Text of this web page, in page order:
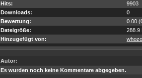
Hits:
9903
Downloads:
0
Bewertung:
0.00
Dateigröße:
288.9
Hinzugefügt von:
Autor:
Es wurden noch keine Kommentare abgegeben.